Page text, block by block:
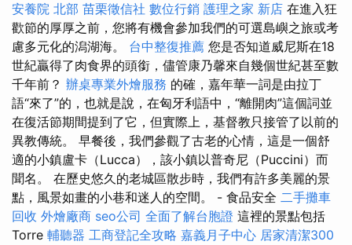
安養院 北部 苗栗徵信社 數位行銷 護理之家 新店 在進入狂
歡節的厚厚之前，您將有機會參加我們的可選島嶼之旅或考
慮多元化的潟湖海。 台中整復推薦 您是否知道威尼斯在18
世紀贏得了肉食界的頭銜，儘管康乃馨來自幾個世紀甚至數
千年前？ 辦桌專業外燴服務 的確，嘉年華一詞是由拉丁
語“來了”的，也就是說，在匈牙利語中，“離開肉”這個詞並
在復活節期間提到了它，但實際上，基督教只接管了以前的
異教傳統。 早餐後，我們參觀了古老的心情，這是一個舒
適的小鎮盧卡（Lucca），該小鎮以普奇尼（Puccini）而
聞名。 在歷史悠久的老城區散步時，我們有許多美麗的景
點，風景如畫的小巷和迷人的空間。 - 食品安全 二手攤車
回收 外燴廠商 seo公司 全面了解台胞證 這裡的景點包括
Torre 輔聽器 工商登記全攻略 嘉義月子中心 居家清潔300